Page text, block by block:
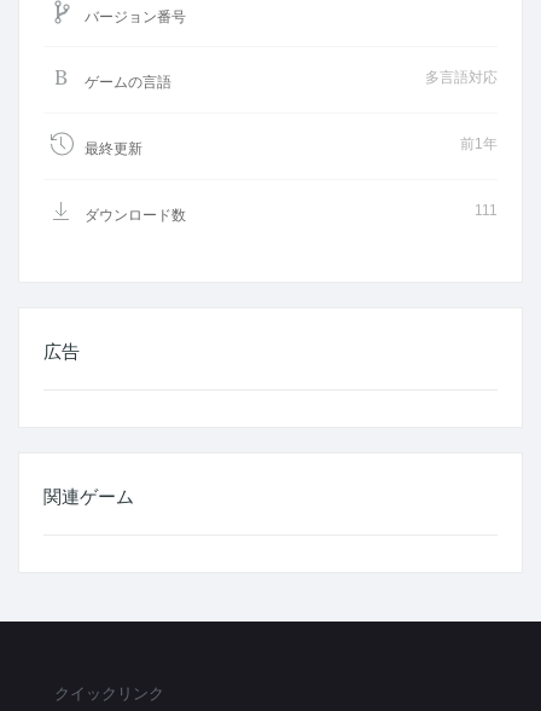
バージョン番号
ゲームの言語 多言語対応
最終更新 前1年
ダウンロード数 111
広告
関連ゲーム
クイックリンク